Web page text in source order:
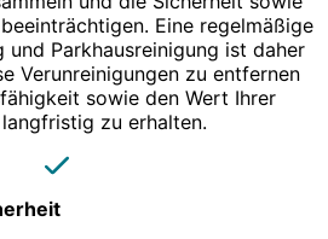
Eine regelmäßige
und Parkhausreinigung ist daher
Verunreinigungen zu entfernen
sowie den Wert Ihrer
zu erhalten.